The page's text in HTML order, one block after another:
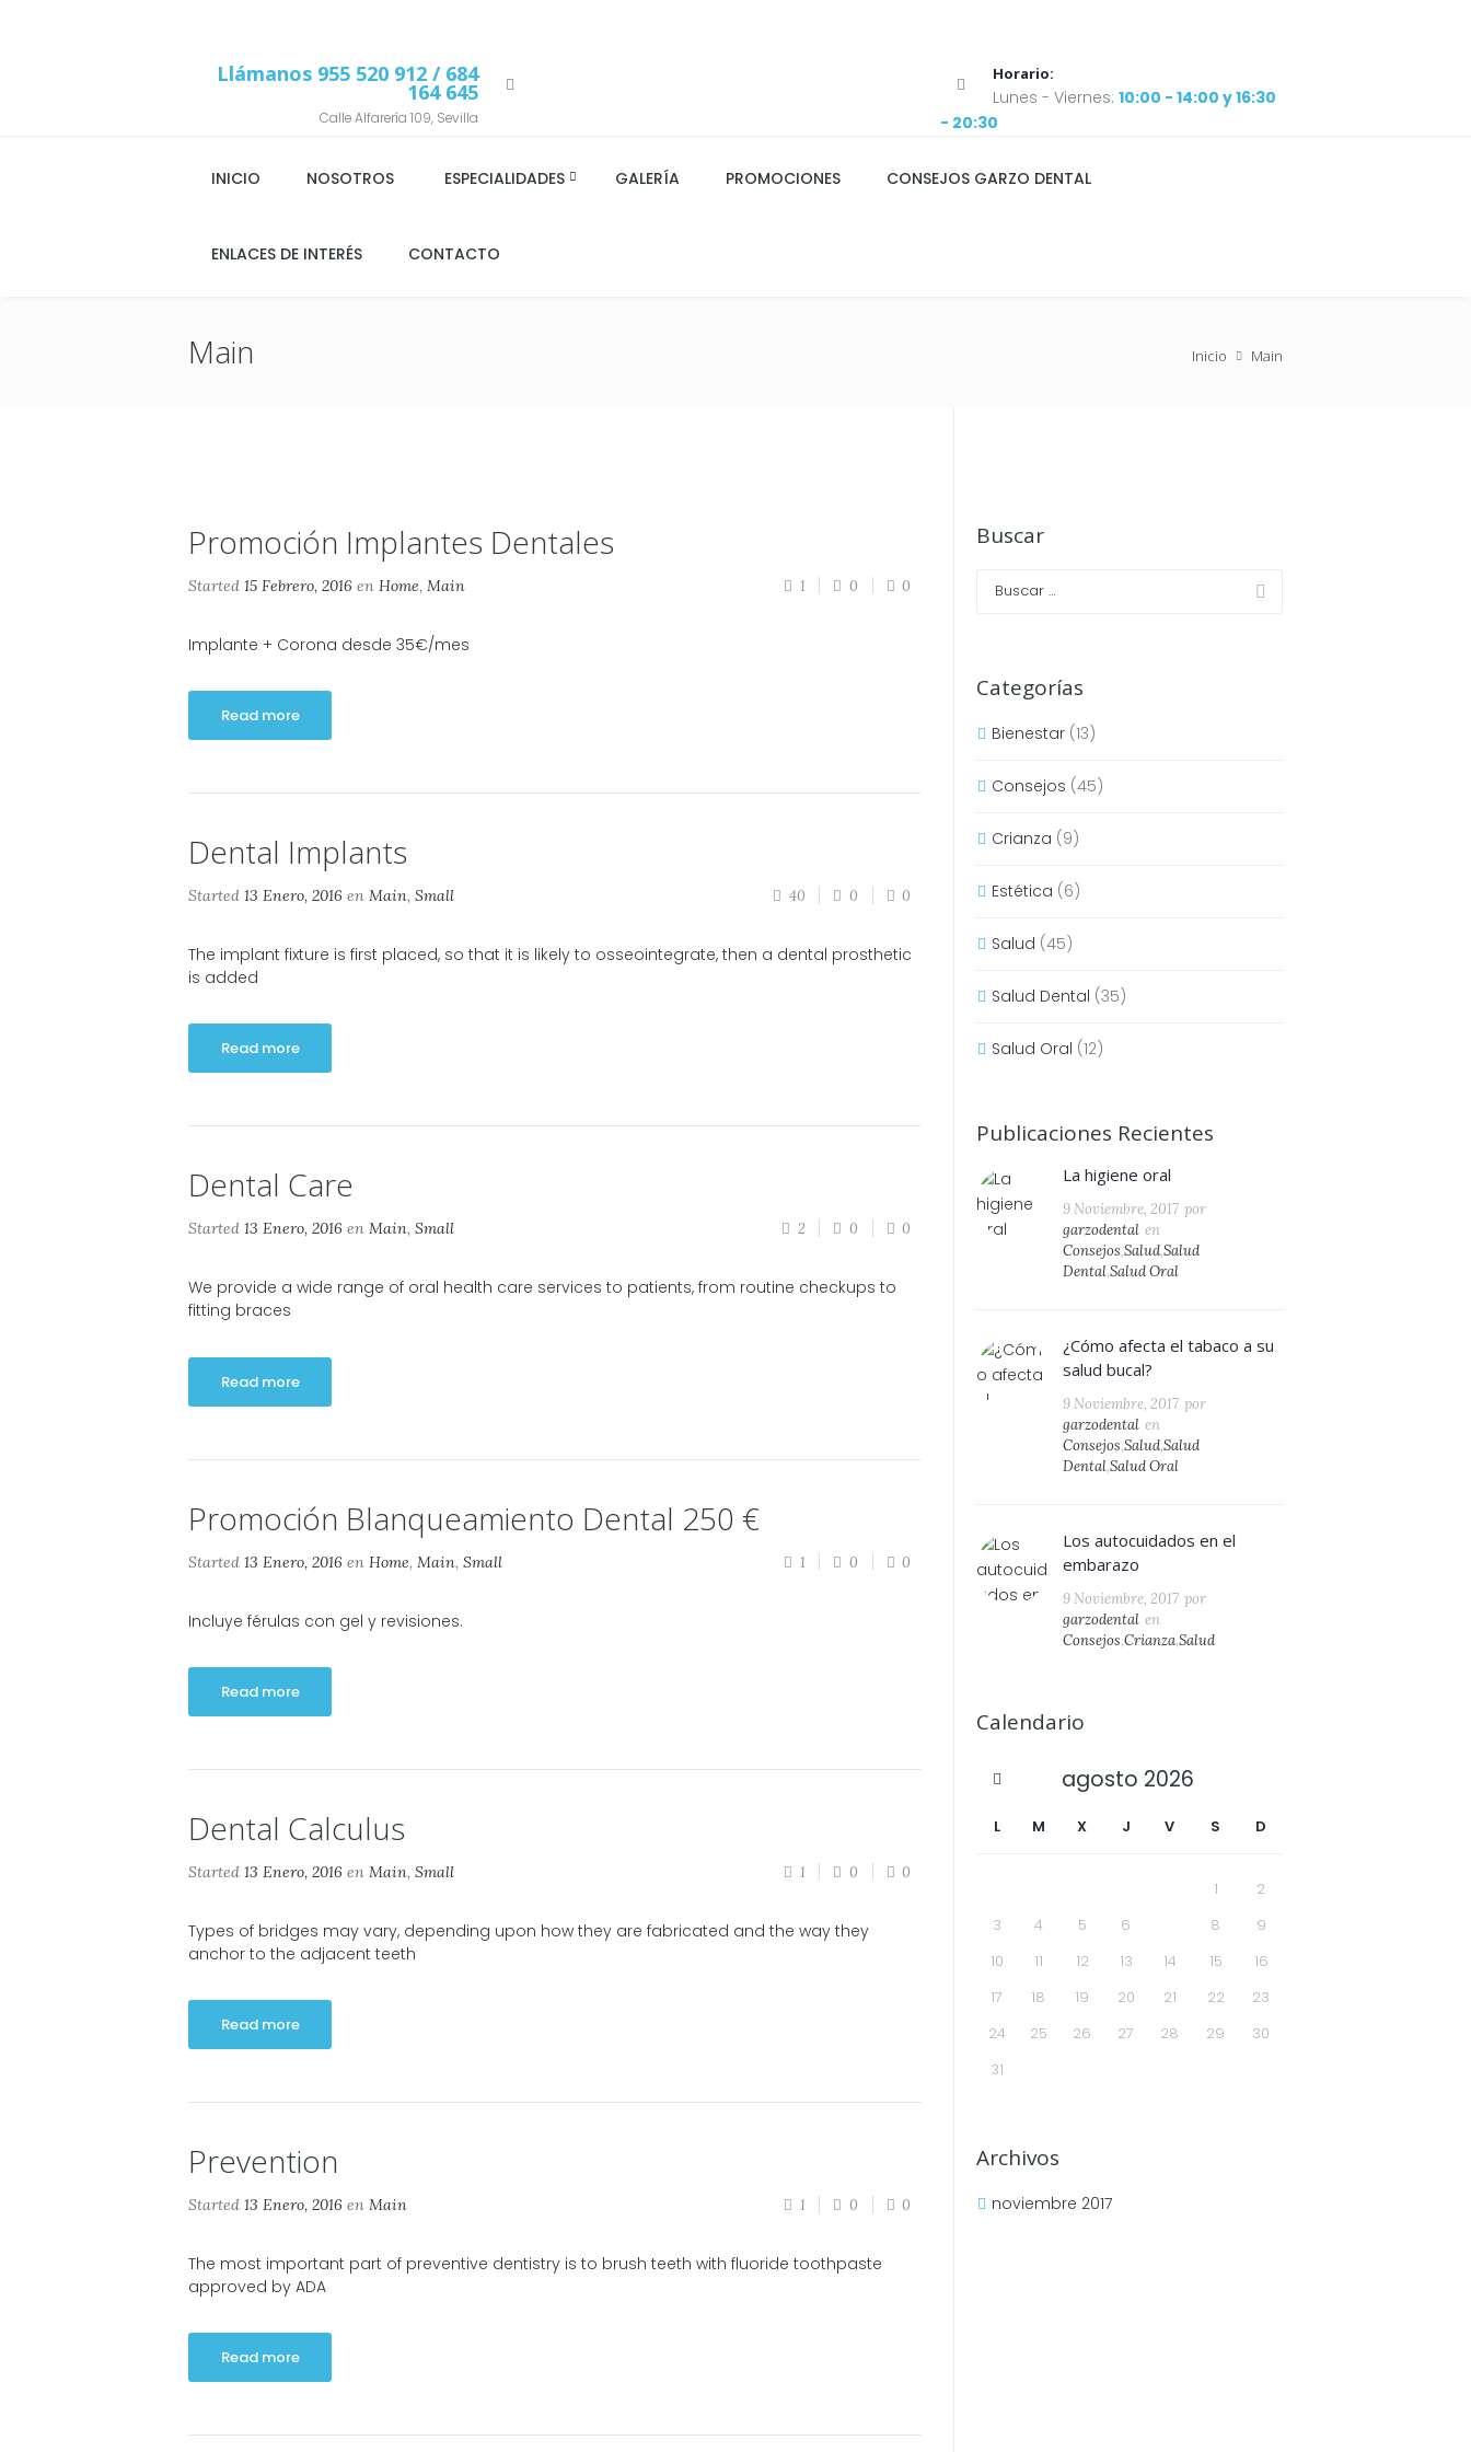
Llámanos 955 520 912 / 684
164 645
Calle Alfarería 109, Sevilla
Horario:
Lunes - Viernes:10:00 - 14:00 y 16:30
- 20:30
INICIO NOSOTROS ESPECIALIDADES GALERÍA PROMOCIONES CONSEJOS GARZO DENTAL
ENLACES DE INTERÉS CONTACTO
Main Inicio Main
Promoción Implantes Dentales
Started 15 Febrero, 2016 en Home, Main 1 0 0
Implante + Corona desde 35€/mes
Read more
Dental Implants
Started 13 Enero, 2016 en Main, Small 40 0 0
The implant fixture is first placed, so that it is likely to osseointegrate, then a dental prosthetic
is added
Read more
Dental Care
Started 13 Enero, 2016 en Main, Small 2 0 0
We provide a wide range of oral health care services to patients, from routine checkups to
fitting braces
Read more
Promoción Blanqueamiento Dental 250 €
Started 13 Enero, 2016 en Home, Main, Small 1 0 0
Incluye férulas con gel y revisiones.
Read more
Dental Calculus
Started 13 Enero, 2016 en Main, Small 1 0 0
Types of bridges may vary, depending upon how they are fabricated and the way they
anchor to the adjacent teeth
Read more
Prevention
Started 13 Enero, 2016 en Main 1 0 0
The most important part of preventive dentistry is to brush teeth with fluoride toothpaste
approved by ADA
Read more
Buscar
Categorías
Bienestar (13)
Consejos (45)
Crianza (9)
Estética (6)
Salud (45)
Salud Dental (35)
Salud Oral (12)
Publicaciones Recientes
La higiene oral
9 Noviembre, 2017 por
garzodental en
Consejos,Salud,Salud
Dental,Salud Oral
¿Cómo afecta el tabaco a su
salud bucal?
9 Noviembre, 2017 por
garzodental en
Consejos,Salud,Salud
Dental,Salud Oral
Los autocuidados en el
embarazo
9 Noviembre, 2017 por
garzodental en
Consejos,Crianza,Salud
Calendario
agosto 2026
L M X J V S D
1
2
3
4 5 6 8
9
10
11 12 13 14 15
16
17
18 19 20 21 22
23
24
25 26 27 28 29
30
31
Archivos
noviembre 2017